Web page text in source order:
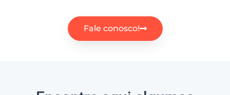
Fale conosco!